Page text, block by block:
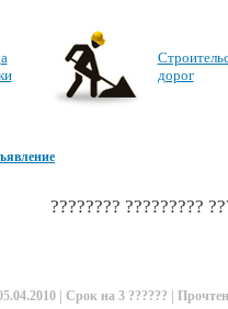
дорог
???????? ?????????
| Срок на 3 ?????? |